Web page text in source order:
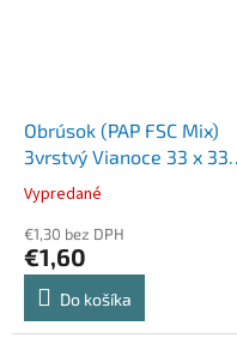
Obrúsok (PAP FSC Mix)
3vrstvý Vianoce 33 x 33
cm [20 ks]
Vypredané
€1,30 bez DPH
€1,60
Do košíka